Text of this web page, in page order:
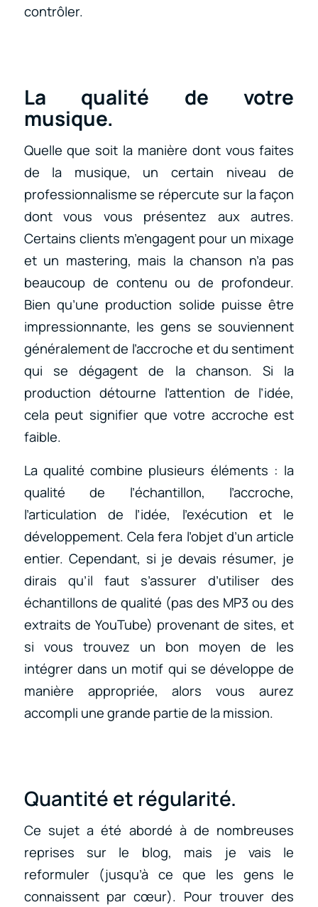
contrôler.
La qualité de votre
musique.
Quelle que soit la manière dont vous faites
de la musique, un certain niveau de
professionnalisme se répercute sur la façon
dont vous vous présentez aux autres.
Certains clients m’engagent pour un mixage
et un mastering, mais la chanson n’a pas
beaucoup de contenu ou de profondeur.
Bien qu’une production solide puisse être
impressionnante, les gens se souviennent
généralement de l’accroche et du sentiment
qui se dégagent de la chanson. Si la
production détourne l’attention de l’idée,
cela peut signifier que votre accroche est
faible.
La qualité combine plusieurs éléments : la
qualité de l’échantillon, l’accroche,
l’articulation de l’idée, l’exécution et le
développement. Cela fera l’objet d’un article
entier. Cependant, si je devais résumer, je
dirais qu’il faut s’assurer d’utiliser des
échantillons de qualité (pas des MP3 ou des
extraits de YouTube) provenant de sites, et
si vous trouvez un bon moyen de les
intégrer dans un motif qui se développe de
manière appropriée, alors vous aurez
accompli une grande partie de la mission.
Quantité et régularité.
Ce sujet a été abordé à de nombreuses
reprises sur le blog, mais je vais le
reformuler (jusqu’à ce que les gens le
connaissent par cœur). Pour trouver des